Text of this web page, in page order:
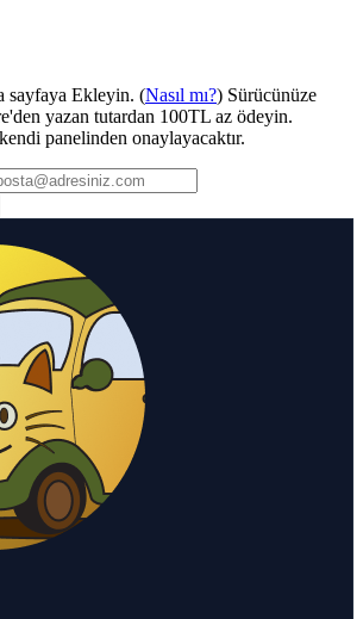
sayfaya Ekleyin. (Nasıl mı?) Sürücünüze
yazan tutardan 100TL az ödeyin.
panelinden onaylayacaktır.